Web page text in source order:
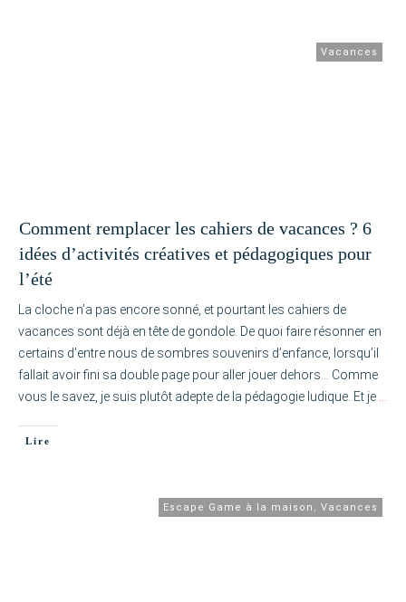
Vacances
Comment remplacer les cahiers de vacances ? 6
idées d’activités créatives et pédagogiques pour
l’été
La cloche n’a pas encore sonné, et pourtant les cahiers de
vacances sont déjà en tête de gondole. De quoi faire résonner en
certains d’entre nous de sombres souvenirs d’enfance, lorsqu’il
fallait avoir fini sa double page pour aller jouer dehors… Comme
vous le savez, je suis plutôt adepte de la pédagogie ludique. Et je
Lire
Escape Game à la maison , Vacances